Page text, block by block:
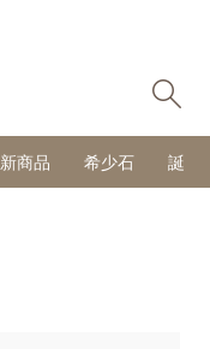
新商品 希少石 誕生